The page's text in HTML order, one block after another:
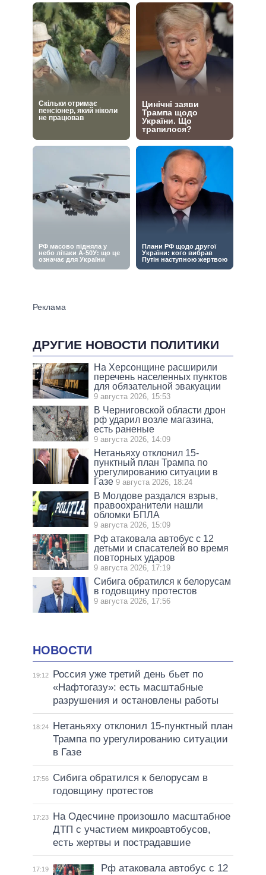
ДРУГИЕ НОВОСТИ ПОЛИТИКИ
На Херсонщине расширили
перечень населенных пунктов
для обязательной эвакуации
9 августа 2026, 15:53
В Черниговской области дрон
рф ударил возле магазина,
есть раненые
9 августа 2026, 14:09
Нетаньяху отклонил 15-
пунктный план Трампа по
урегулированию ситуации в
Газе 9 августа 2026, 18:24
В Молдове раздался взрыв,
правоохранители нашли
обломки БПЛА
9 августа 2026, 15:09
Рф атаковала автобус с 12
детьми и спасателей во время
повторных ударов
9 августа 2026, 17:19
Сибига обратился к белорусам
в годовщину протестов
9 августа 2026, 17:56
НОВОСТИ
19:12
Россия уже третий день бьет по
«Нафтогазу»: есть масштабные
разрушения и остановлены работы
18:24
Нетаньяху отклонил 15-пунктный план
Трампа по урегулированию ситуации
в Газе
17:56
Сибига обратился к белорусам в
годовщину протестов
17:23
На Одесчине произошло масштабное
ДТП с участием микроавтобусов,
есть жертвы и пострадавшие
17:19
Рф атаковала автобус с 12